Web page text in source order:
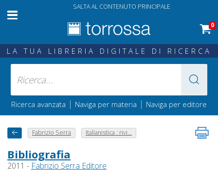
SALTA AL CONTENUTO PRINCIPALE
0
LA TUA LIBRERIA DIGITALE DI RICERCA
Ricerca avanzata | Naviga per materia | Naviga per editore
Fabrizio Serra Italianistica : rivi...
Bibliografia
2011 - Fabrizio Serra Editore